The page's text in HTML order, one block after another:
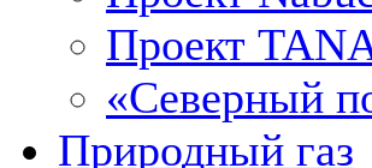
Проект
«Северный
Природный газ